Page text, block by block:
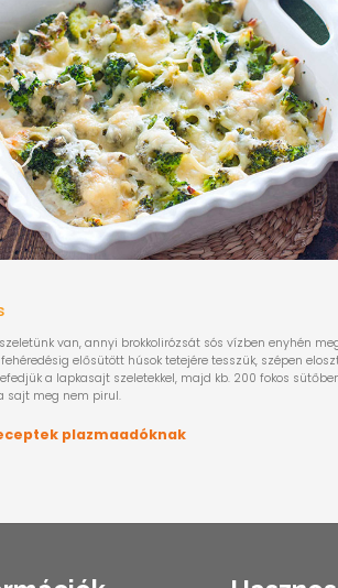
van, annyi brokkolirózsát sós vízben enyhén
elősütött húsok tetejére tesszük, szépen
a lapkasajt szeletekkel, majd kb. 200 fokos
sajt meg nem pirul.
plazmaadóknak